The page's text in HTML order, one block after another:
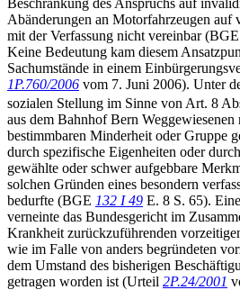
Abänderungen an Motorfahrzeugen auf
mit der Verfassung nicht vereinbar (BGE
Keine Bedeutung kam diesem
Sachumstände in einem
1P.760/2006 vom 7. Juni 2006). Unter
sozialen Stellung im Sinne von Art. 8
aus dem Bahnhof Bern
bestimmbaren Minderheit oder Gruppe
durch spezifische Eigenheiten oder
gewählte oder schwer aufgebbare
solchen Gründen eines besondern
bedurfte (BGE 132 I 49 E. 8 S. 65).
verneinte das Bundesgericht im
Krankheit zurückzuführenden
wie im Falle von anders begründeten
dem Umstand des bisherigen
getragen worden ist (Urteil 2P.24/2001